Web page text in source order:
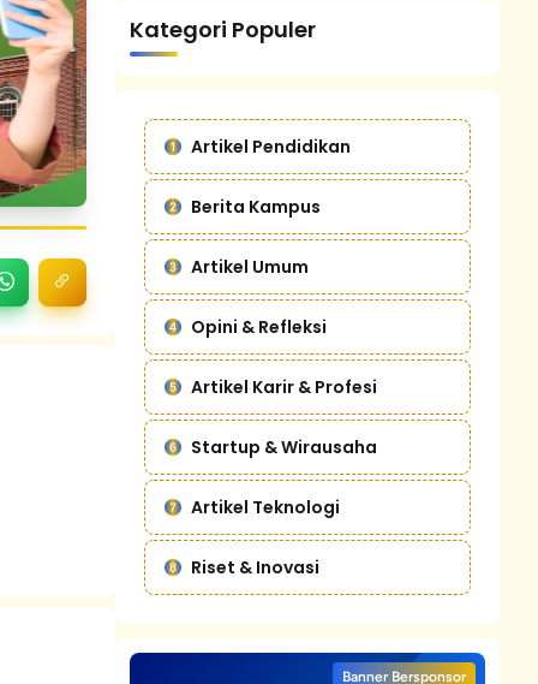
Kategori Populer
Artikel Pendidikan
Berita Kampus
Artikel Umum
Opini & Refleksi
Artikel Karir & Profesi
Startup & Wirausaha
Artikel Teknologi
Riset & Inovasi
Banner Bersponsor